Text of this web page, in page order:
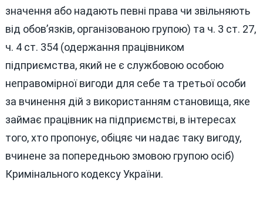
значення або надають певні права чи звільняють
від обов’язків, організованою групою) та ч. 3 ст. 27,
ч. 4 ст. 354 (одержання працівником
підприємства, який не є службовою особою
неправомірної вигоди для себе та третьої особи
за вчинення дій з використанням становища, яке
займає працівник на підприємстві, в інтересах
того, хто пропонує, обіцяє чи надає таку вигоду,
вчинене за попередньою змовою групою осіб)
Кримінального кодексу України.